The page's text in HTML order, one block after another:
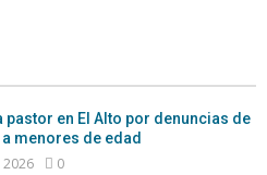
pastor en El Alto por denuncias de
menores de edad
0